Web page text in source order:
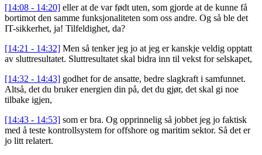
[14:08 - 14:20] eller at de var født uten, som gjorde at de kunne få
bortimot den samme funksjonaliteten som oss andre. Og så ble det
IT-sikkerhet, ja! Tilfeldighet, da?
[14:21 - 14:32] Men så tenker jeg jo at jeg er kanskje veldig opptatt
av sluttresultatet. Sluttresultatet skal bidra inn til vekst for selskapet,
[14:32 - 14:43] godhet for de ansatte, bedre slagkraft i samfunnet.
Altså, det du bruker energien din på, det du gjør, det skal gi noe
tilbake igjen,
[14:43 - 14:53] som er bra. Og opprinnelig så jobbet jeg jo faktisk
med å teste kontrollsystem for offshore og maritim sektor. Så det er
jo litt relatert.